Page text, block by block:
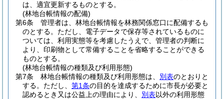
は、適宜更新するものとする。
(林地台帳情報の配備)
第6条
管理者は、林地台帳情報を林務関係窓口に配備するも
のとする。 ただし、電子データで保存等されているものに
ついては、利用実態等を考慮したうえで、管理者の判断に
より、印刷物として常備することを省略することができる
ものとする。
(林地台帳情報の種類及び利用形態)
第7条
林地台帳情報の種類及び利用形態は、 別表のとおりと
する。 ただし、 第1条の目的を達成するために市長が必要と
認めるとき又は公益上の理由により、 別表以外の利用形態